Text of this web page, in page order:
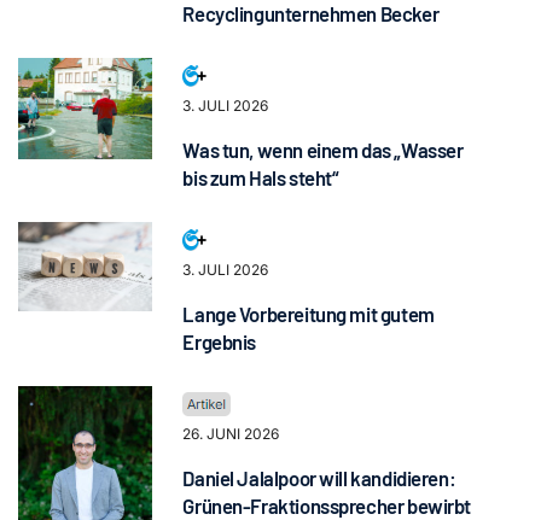
Recyclingunternehmen Becker
3. JULI 2026
Was tun, wenn einem das „Wasser
bis zum Hals steht“
3. JULI 2026
Lange Vorbereitung mit gutem
Ergebnis
26. JUNI 2026
Daniel Jalalpoor will kandidieren:
Grünen-Fraktionssprecher bewirbt